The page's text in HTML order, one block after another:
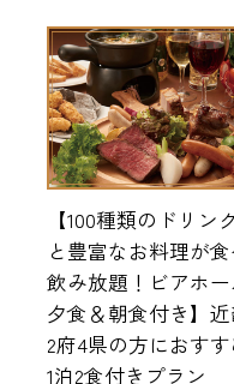
【100種類のドリンク
と豊富なお料理が
飲み放題！ビアホ
夕食＆朝食付き】
2府4県の方におすす
1泊2食付きプラン